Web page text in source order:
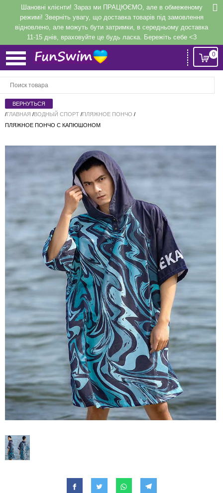
Шановні клієнти! Зараз ми ПРАЦЮЄМО, але в обмеженому
режимі! Зверніть увагу, що доставка товарів під замовлення
відновлено, але можуть бути затримки, в середньому доставка
11-15 днів, враховуйте це будь ласка. Бережіть себе <3
0
/ГЛАВНАЯ /ВОДНЫЙ СПОРТ /ПЛЯЖНОЕ ПОНЧО /
ПЛЯЖНОЕ ПОНЧО С КАПЮШОНОМ
ВходилиРегистрация
Регистрация или авторизация